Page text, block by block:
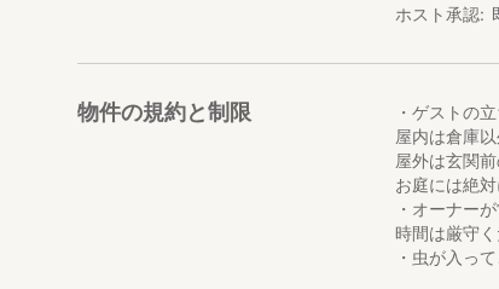
・日本三大
・笹団子作り
・ちんころ
・布/わら草
上記体験料
チェックイ
ホスト承認
物件の規約と制限
・ゲストの
屋内は倉庫
屋外は玄関
お庭には絶
・オーナー
時間は厳守
・虫が入っ